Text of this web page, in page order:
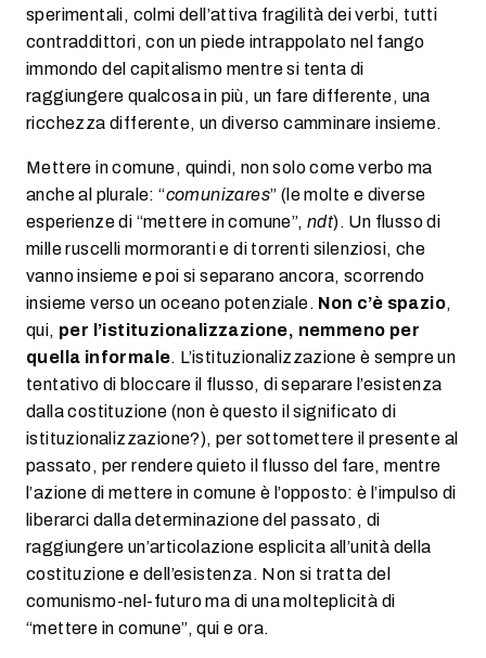
sperimentali, colmi dell’attiva fragilità dei verbi, tutti
contraddittori, con un piede intrappolato nel fango
immondo del capitalismo mentre si tenta di
raggiungere qualcosa in più, un fare differente, una
ricchezza differente, un diverso camminare insieme.
Mettere in comune, quindi, non solo come verbo ma
anche al plurale: “comunizares” (le molte e diverse
esperienze di “mettere in comune”, ndt). Un flusso di
mille ruscelli mormoranti e di torrenti silenziosi, che
vanno insieme e poi si separano ancora, scorrendo
insieme verso un oceano potenziale. Non c’è spazio,
qui, per l’istituzionalizzazione, nemmeno per
quella informale. L’istituzionalizzazione è sempre un
tentativo di bloccare il flusso, di separare l’esistenza
dalla costituzione (non è questo il significato di
istituzionalizzazione?), per sottomettere il presente al
passato, per rendere quieto il flusso del fare, mentre
l’azione di mettere in comune è l’opposto: è l’impulso di
liberarci dalla determinazione del passato, di
raggiungere un’articolazione esplicita all’unità della
costituzione e dell’esistenza. Non si tratta del
comunismo-nel-futuro ma di una molteplicità di
“mettere in comune”, qui e ora.